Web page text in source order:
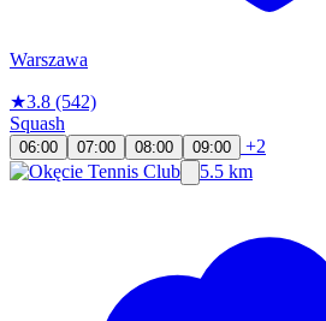
Warszawa
★3.8 (542)
Squash
06:00 07:00 08:00 09:00
+2
5.5 km